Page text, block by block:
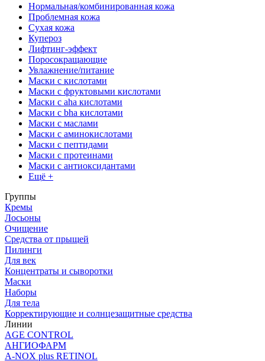
Нормальная/комбинированная кожа
Проблемная кожа
Сухая кожа
Купероз
Лифтинг-эффект
Поросокращающие
Увлажнение/питание
Маски с кислотами
Маски с фруктовыми кислотами
Маски с aha кислотами
Маски с bha кислотами
Маски с маслами
Маски с аминокислотами
Маски с пептидами
Маски с протеинами
Маски с антиоксидантами
Ещё +
Группы
Кремы
Лосьоны
Очищение
Средства от прыщей
Пилинги
Для век
Концентраты и сыворотки
Маски
Наборы
Для тела
Корректирующие и солнцезащитные средства
Линии
AGE CONTROL
АНГИОФАРМ
A-NOX plus RETINOL